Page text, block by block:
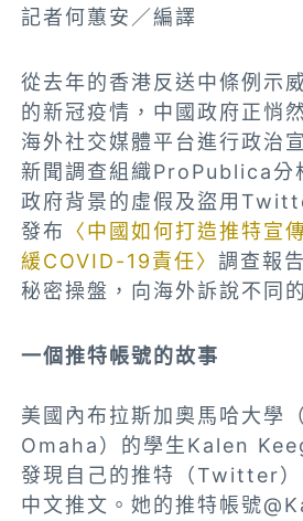
記者何蕙安／編譯
從去年的香港反送中條例示
的新冠疫情，中國政府正悄
海外社交媒體平台進行政治
新聞調查組織ProPublica分
政府背景的虛假及盜用
發布
〈中國如何打造推特宣
緩COVID-19責任〉調查報
秘密操盤，向海外訴說不同
一個推特帳號的故事
美國內布拉斯加奧馬哈大學
Omaha）的學生Kalen
發現自己的推特（Twitter）
中文推文。她的推特帳號